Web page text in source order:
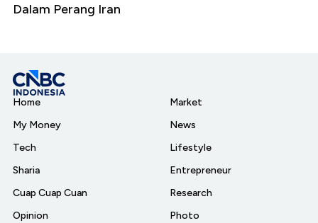
Dalam Perang Iran
Home
My Money
Tech
Sharia
Cuap Cuap Cuan
Opinion
Market
News
Lifestyle
Entrepreneur
Research
Photo